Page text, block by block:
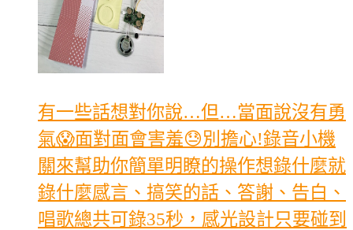
有一些話想對你說…但…當面說沒有勇
氣😱面對面會害羞😓別擔心!錄音小機
關來幫助你簡單明瞭的操作想錄什麼就
錄什麼感言、搞笑的話、答謝、告白、
唱歌總共可錄35秒，感光設計只要碰到